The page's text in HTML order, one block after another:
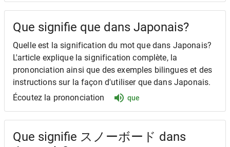
Que signifie que dans Japonais?
Quelle est la signification du mot que dans Japonais?
L'article explique la signification complète, la
prononciation ainsi que des exemples bilingues et des
instructions sur la façon d'utiliser que dans Japonais.
Écoutez la prononciation
que
Que signifie スノーボード dans